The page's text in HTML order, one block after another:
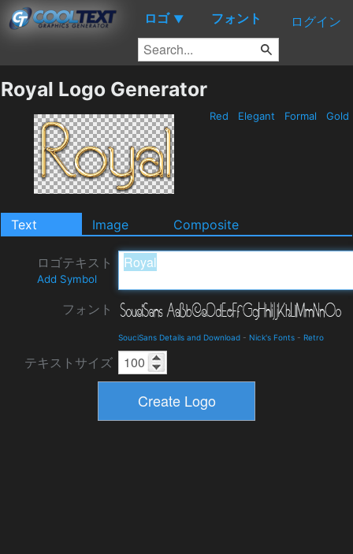
ロゴ ▼ フォント ログイン
Royal Logo Generator
Red Elegant Formal Gold
Text Image Composite
ロゴテキスト
Add Symbol
フォント
SouciSans Details and Download - Nick's Fonts - Retro
テキストサイズ